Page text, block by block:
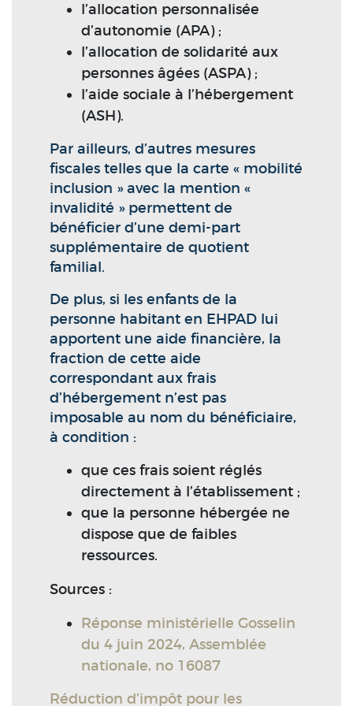
l’allocation personnalisée
d’autonomie (APA) ;
l’allocation de solidarité aux
personnes âgées (ASPA) ;
l’aide sociale à l’hébergement
(ASH).
Par ailleurs, d’autres mesures
fiscales telles que la carte « mobilité
inclusion » avec la mention «
invalidité » permettent de
bénéficier d’une demi-part
supplémentaire de quotient
familial.
De plus, si les enfants de la
personne habitant en EHPAD lui
apportent une aide financière, la
fraction de cette aide
correspondant aux frais
d’hébergement n’est pas
imposable au nom du bénéficiaire,
à condition :
que ces frais soient réglés
directement à l’établissement ;
que la personne hébergée ne
dispose que de faibles
ressources.
Sources :
Réponse ministérielle Gosselin
du 4 juin 2024, Assemblée
nationale, no 16087
Réduction d’impôt pour les